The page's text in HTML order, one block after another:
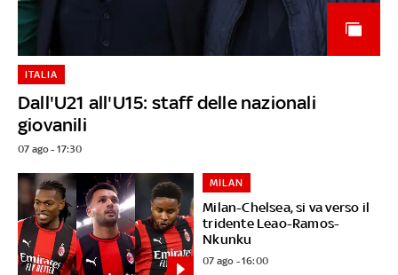
Dall'U21 all'U15: staff delle nazionali
giovanili
ITALIA
07 ago - 17:30
Milan-Chelsea, si va verso il
tridente Leao-Ramos-
Nkunku
MILAN
07 ago - 16:00